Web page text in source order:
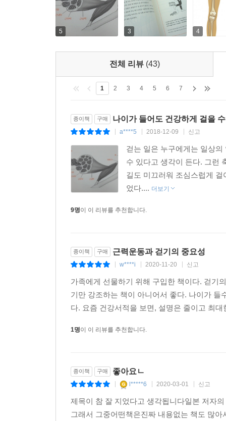
5 3 4
전체 리뷰 (43)
1 2 3 4 5 6 7
종이책 구매 나이가 들어도 건강하게 걸을
a****5 2018-12-09 신고
걷는 일은 누구에게는 일상
수 있다고 생각이 든다. 그런
길도 미끄러워 조심스럽게
었다.... 더보기
9명이 이 리뷰를 추천합니다.
종이책 구매 근력운동과 걷기의 중요성
w****i 2020-11-20 신고
가족에게 선물하기 위해 구입한 책이다. 걷기
기만 강조하는 책이 아니어서 좋다. 나이가
다. 요즘 건강서적을 보면, 설명은 줄이고 최
1명이 이 리뷰를 추천합니다.
종이책 구매 좋아요ㄴ
l*****6 2020-03-01 신고
제목이 참 잘 지었다고 생각됩니다일본 저자
그래서 그중어떤책은진짜 내용없는 책도 많